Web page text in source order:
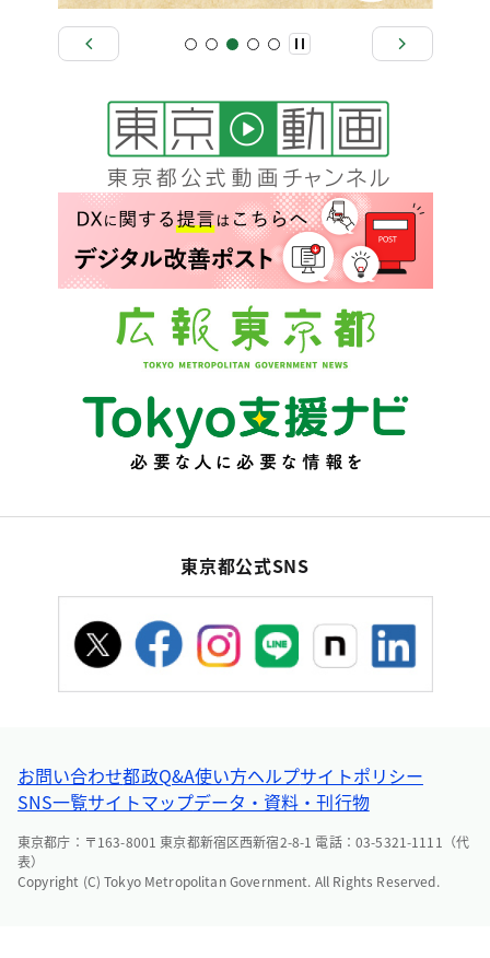
東京都公式SNS
お問い合わせ都政Q&A使い方ヘルプサイトポリシー
SNS一覧サイトマップデータ・資料・刊行物
東京都庁：〒163-8001 東京都新宿区西新宿2-8-1 電話：03-5321-1111（代
表）
Copyright (C) Tokyo Metropolitan Government. All Rights Reserved.